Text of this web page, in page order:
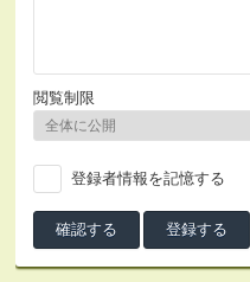
閲覧制限
登録者情報を記憶する